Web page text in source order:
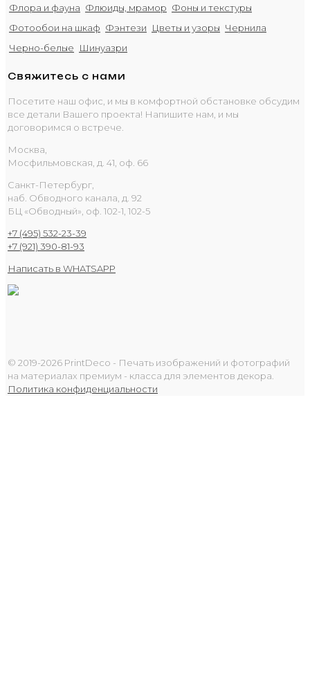
Флора и фауна Флюиды, мрамор Фоны и текстуры
Фотообои на шкаф Фэнтези Цветы и узоры Чернила
Черно-белые
Шинуазри
Свяжитесь с нами
Посетите наш офис, и мы в комфортной обстановке обсудим
все детали Вашего проекта! Напишите нам, и мы
договоримся о встрече.
Москва,
Мосфильмовская, д. 41, оф. 66
Санкт-Петербург,
наб. Обводного канала, д. 92
БЦ «Обводный», оф. 102-1, 102-5
+7 (495) 532-23-39
+7 (921) 390-81-93
Написать в WHATSAPP
© 2019-2026 PrintDeco - Печать изображений и фотографий
на материалах премиум - класса для элементов декора.
Политика конфиденциальности